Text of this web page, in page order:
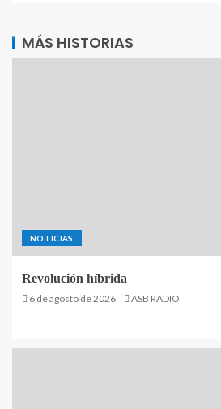
MÁS HISTORIAS
NOTICIAS
Revolución híbrida
6 de agosto de 2026 ASB RADIO